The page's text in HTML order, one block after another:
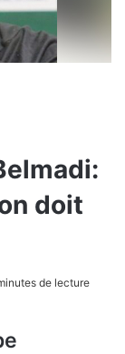
doit
de lecture